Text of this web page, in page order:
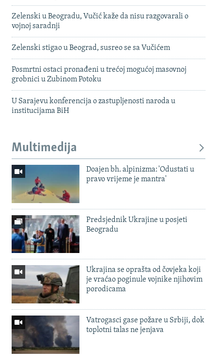
Zelenski u Beogradu, Vučić kaže da nisu razgovarali o
vojnoj saradnji
Zelenski stigao u Beograd, susreo se sa Vučićem
Posmrtni ostaci pronađeni u trećoj mogućoj masovnoj
grobnici u Zubinom Potoku
U Sarajevu konferencija o zastupljenosti naroda u
institucijama BiH
Multimedija
Doajen bh. alpinizma: 'Odustati u
pravo vrijeme je mantra'
Predsjednik Ukrajine u posjeti
Beogradu
Ukrajina se oprašta od čovjeka koji
je vraćao poginule vojnike njihovim
porodicama
Vatrogasci gase požare u Srbiji, dok
toplotni talas ne jenjava